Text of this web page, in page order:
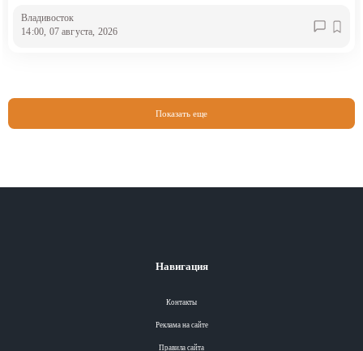
Владивосток
14:00, 07 августа, 2026
Показать еще
Навигация
Контакты
Реклама на сайте
Правила сайта